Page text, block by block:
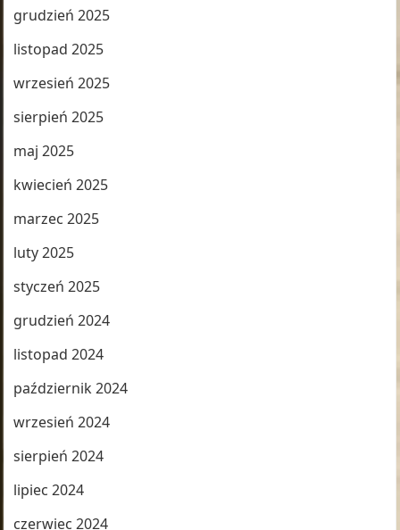
grudzień 2025
listopad 2025
wrzesień 2025
sierpień 2025
maj 2025
kwiecień 2025
marzec 2025
luty 2025
styczeń 2025
grudzień 2024
listopad 2024
październik 2024
wrzesień 2024
sierpień 2024
lipiec 2024
czerwiec 2024